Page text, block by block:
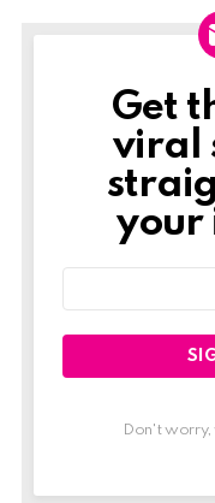
Get
viral
your
Don't